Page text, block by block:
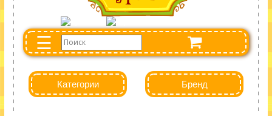
☰
Категории Бренд